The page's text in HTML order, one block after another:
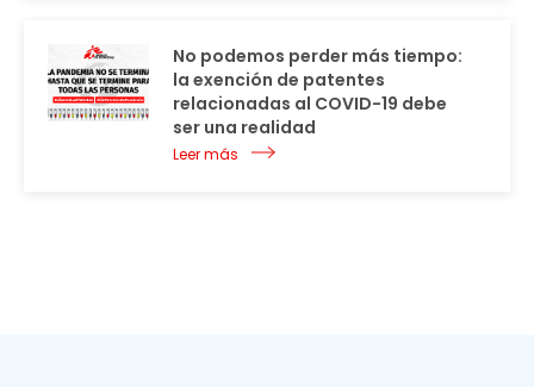
No podemos perder más tiempo:
la exención de patentes
relacionadas al COVID-19 debe
ser una realidad
Leer más